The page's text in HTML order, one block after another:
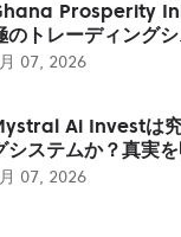
Prosperity
のトレーディング
07, 2026
Ai Investは
システムか？真実を
07, 2026